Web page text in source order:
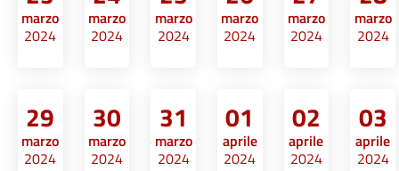
marzo
2024
marzo
2024
marzo
2024
marzo
2024
marzo
2024
marzo
2024
29
marzo
2024
30
marzo
2024
31
marzo
2024
01
aprile
2024
02
aprile
2024
03
aprile
2024